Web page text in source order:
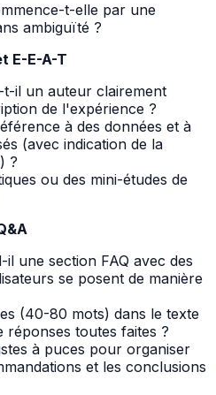
t-elle par une
ambiguïté ?
E-E-A-T
il un auteur clairement
de l'expérience ?
à des données et à
(avec indication de la
?
ou des mini-études de
une section FAQ avec des
se posent de manière
(40-80 mots) dans le texte
réponses toutes faites ?
à puces pour organiser
et les conclusions